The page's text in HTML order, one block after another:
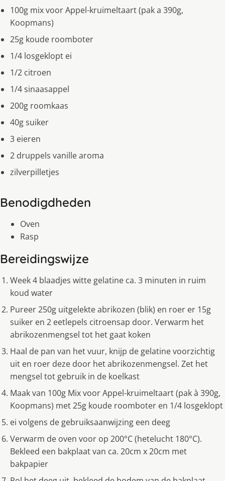
100g mix voor Appel-kruimeltaart (pak a 390g,
Koopmans)
25g koude roomboter
1/4 losgeklopt ei
1/2 citroen
1/4 sinaasappel
200g roomkaas
40g suiker
3 eieren
2 druppels vanille aroma
zilverpilletjes
Benodigdheden
Oven
Rasp
Bereidingswijze
Week 4 blaadjes witte gelatine ca. 3 minuten in ruim
koud water
Pureer 250g uitgelekte abrikozen (blik) en roer er 15g
suiker en 2 eetlepels citroensap door. Verwarm het
abrikozenmengsel tot het gaat koken
Haal de pan van het vuur, knijp de gelatine voorzichtig
uit en roer deze door het abrikozenmengsel. Zet het
mengsel tot gebruik in de koelkast
Maak van 100g Mix voor Appel-kruimeltaart (pak à 390g,
Koopmans) met 25g koude roomboter en 1/4 losgeklopt
ei volgens de gebruiksaanwijzing een deeg
Verwarm de oven voor op 200°C (hetelucht 180°C).
Bekleed een bakplaat van ca. 20cm x 20cm met
bakpapier